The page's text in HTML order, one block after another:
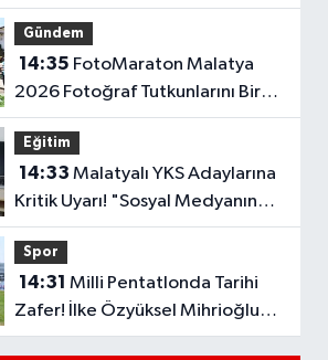
Kullanımı Son 10 Yılda İki Katını
Aştı..
Gündem
14:35
2026 Fotoğraf Tutkunlarını Bir
Araya Getirecek
Eğitim
14:33
Kritik Uyarı! "Sosyal Medyanın
Etkisiyle Tercih Yapmayın"
Spor
14:31
Zafer! İlke Özyüksel Mihrioğlu
Avrupa Şampiyonu Oldu..